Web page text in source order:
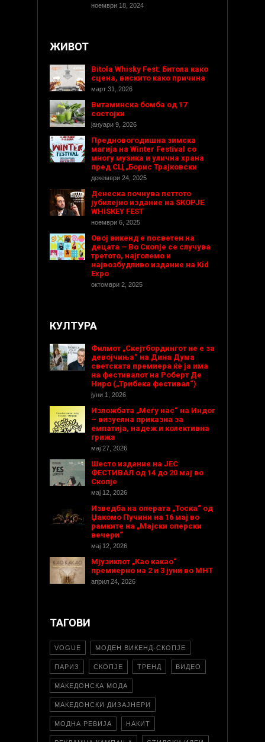
ноември 18, 2024
ЖИВОТ
Bitola Whisky Fest: Битола како
сцена, вискито како причина
март 31, 2026
Витаминска бомба од 17
состојки
јануари 9, 2026
Предновогодишнa зимска
магија на Winter Festival со
многу музика и улична храна
пред СЦ „Борис Трајковски
декември 24, 2025
Денеска почнува петтото
јубилејно издание на SKOPJE
WHISKEY FEST
ноември 6, 2025
Овој викенд е посветен на
децата – Во Скопје се случува
третото, најголемо и
највозбудливо издание на Kid
Expo
октомври 2, 2025
КУЛТУРА
Филмот „Скејтбордингот не е за
девојчиња“ на Дина Дума
светската премиера ќе ја има
на фестивалот на Роберт Де
Ниро („Трибека фестивал“)
јуни 1, 2026
Изложбата „Меѓу нас“ на Индог
– визуелна приказна за
емпатија, надеж и колективна
грижа
мај 27, 2026
Шесто издание на ЈЕС
ФЕСТИВАЛ од 14 до 20 мај во
Скопје
мај 12, 2026
Изведба на операта „Тоска“ од
Џакомо Пучини на 16 мај во
рамките на „Мајски оперски
вечери“
мај 12, 2026
Мјузиклот „Као какао“
премиерно на 2 и 3 јуни во МНТ
април 24, 2026
ТАГОВИ
VOGUE МОДЕН ВИКЕНД-СКОПЈЕ
ПАРИЗ СКОПЈЕ ТРЕНД ВИДЕО
МАКЕДОНСКА МОДА
МАКЕДОНСКИ ДИЗАЈНЕРИ
МОДНА РЕВИЈА НАКИТ